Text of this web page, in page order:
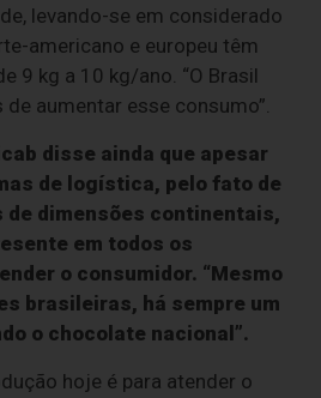
levando-se em considerado
americano e europeu têm
9 kg a 10 kg/ano. “O Brasil
aumentar esse consumo”.
disse ainda que apesar
de logística, pelo fato de
de dimensões continentais,
em todos os
o consumidor. “Mesmo
brasileiras, há sempre um
o chocolate nacional”.
hoje é para atender o